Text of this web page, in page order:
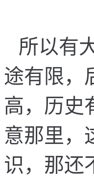
所以有
途有限，
高， 历史
意那里，
识， 那还